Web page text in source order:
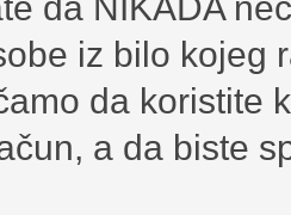
iz bilo kojeg
da koristite
a da biste